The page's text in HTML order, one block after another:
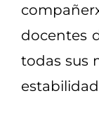
docentes
todas sus